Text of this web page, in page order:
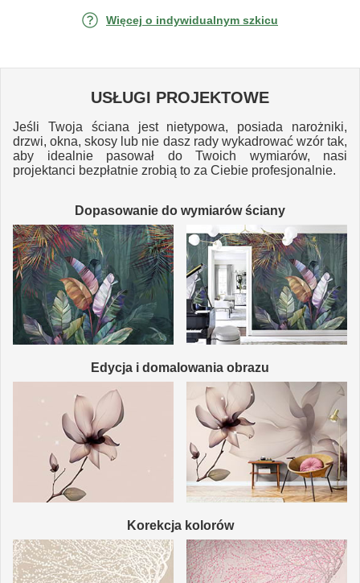
Więcej o indywidualnym szkicu
USŁUGI PROJEKTOWE
Jeśli Twoja ściana jest nietypowa, posiada narożniki,
drzwi, okna, skosy lub nie dasz rady wykadrować wzór tak,
aby idealnie pasował do Twoich wymiarów, nasi
projektanci bezpłatnie zrobią to za Ciebie profesjonalnie.
Dopasowanie do wymiarów ściany
Edycja i domalowania obrazu
Korekcja kolorów